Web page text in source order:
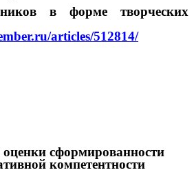
в форме творческих
articles/512814/
сформированности
компетентности